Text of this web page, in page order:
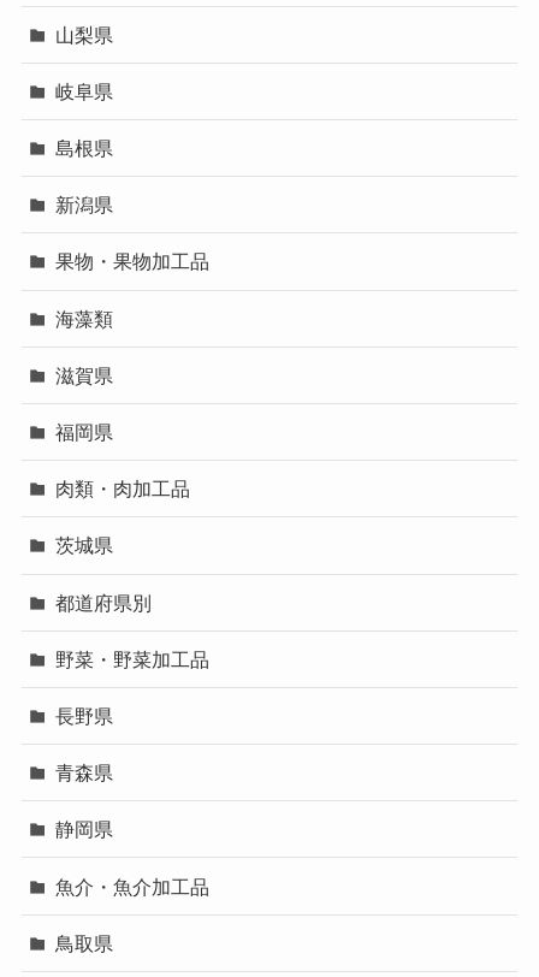
山梨県
岐阜県
島根県
新潟県
果物・果物加工品
海藻類
滋賀県
福岡県
肉類・肉加工品
茨城県
都道府県別
野菜・野菜加工品
長野県
青森県
静岡県
魚介・魚介加工品
鳥取県